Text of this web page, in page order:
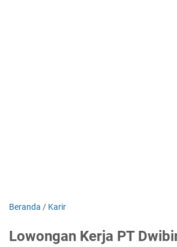
Beranda / Karir
Lowongan Kerja PT